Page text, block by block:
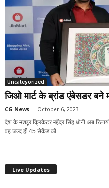
Uncategorized
जिओ मार्ट के ब्रांड एंबेसडर बने
CG News - October 6, 2023
देश के मशहूर क्रिकेटर महेंद्र सिंह धोनी अब
वह जल्द ही 45 सेकेंड की...
Live Updates